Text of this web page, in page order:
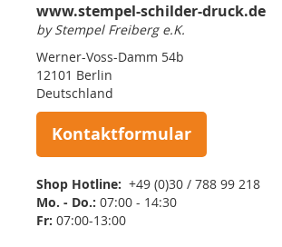
www.stempel-schilder-druck.de
by Stempel Freiberg e.K.
Werner-Voss-Damm 54b
12101 Berlin
Deutschland
Kontaktformular
Shop Hotline: +49 (0)30 / 788 99 218
Mo. - Do.: 07:00 - 14:30
Fr: 07:00-13:00